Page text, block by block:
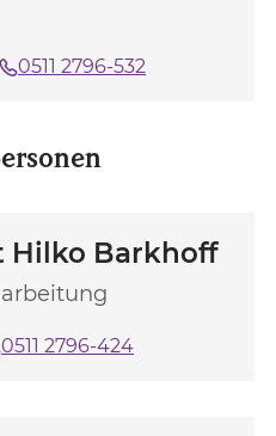
0511 2796-532
Hilko Barkhoff
0511 2796-424